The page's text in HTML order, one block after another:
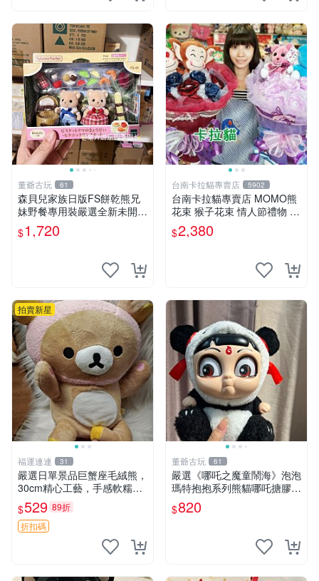
董爺古玩 61
森貝兒家族日版FS餅乾熊兄
妹野餐專用裝嚴選全新未開
封，包含兩組大童款紙盒裝，
適合收藏與分享。 餅乾熊兄
$1,720
台南卡拉貓專賣店 5902
台南卡拉貓專賣店 MOMO熊
花束 猴子花束 情人節禮物 二
選一 可繡字 可今天寄明天到
$2,380
拍賣新星
福運連連 31
嚴選日單景品巨蟹座毛絨熊，
30cm精心工藝，手感軟糯推
薦收藏送人 巨蟹座 毛絨玩具
精緻做工
$529 89折
折扣碼
董爺古玩 61
嚴選《哪吒之魔童鬧海》泡泡
瑪特抱抱系列熊貓哪吒搪膠臉
毛絨， STATE：如圖顯示 哪
吒 毛絨公仔 泡泡瑪特
$820